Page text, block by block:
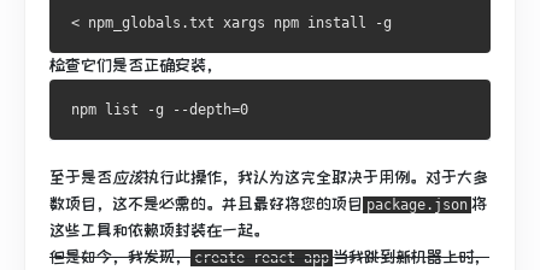
检查它们是否正确安装，
至于是否应该执行此操作，我认为这完全取决于用例。 对于大多
数项目，这不是必需的。 并且最好将您的项目 package.json 将
这些工具和依赖项封装在一起。
但是如今，我发现， create-react-app 当我跳到新机器上时，